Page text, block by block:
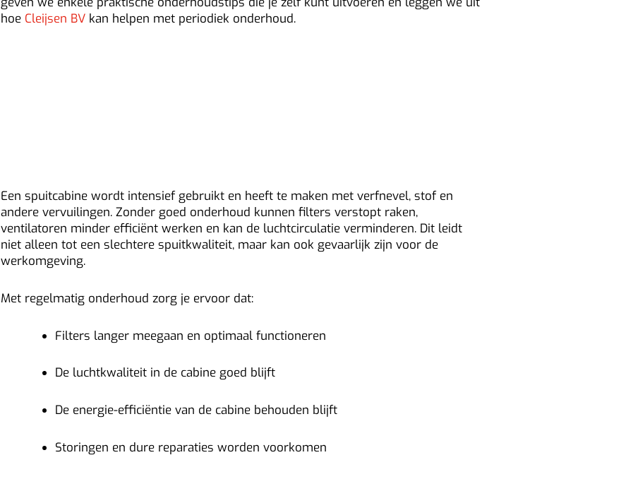
hoe Cleijsen BV kan helpen met periodiek onderhoud.
Een spuitcabine wordt intensief gebruikt en heeft te maken met verfnevel, stof en
andere vervuilingen. Zonder goed onderhoud kunnen filters verstopt raken,
ventilatoren minder efficiënt werken en kan de luchtcirculatie verminderen. Dit leidt
niet alleen tot een slechtere spuitkwaliteit, maar kan ook gevaarlijk zijn voor de
werkomgeving.
Met regelmatig onderhoud zorg je ervoor dat:
Filters langer meegaan en optimaal functioneren
De luchtkwaliteit in de cabine goed blijft
De energie-efficiëntie van de cabine behouden blijft
Storingen en dure reparaties worden voorkomen